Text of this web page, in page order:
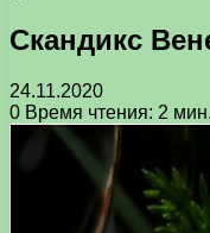
Скандикс
24.11.2020
0 Время чтения: 2 мин.